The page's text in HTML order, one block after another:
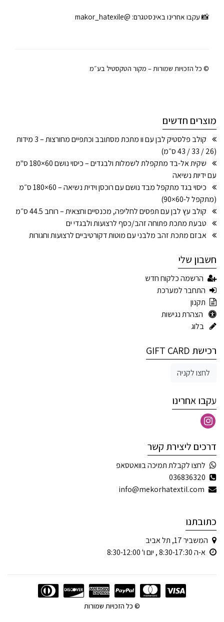
📸 עקבו אחרינו באינסטגרם: @makor_hatexile
© כל הזכויות שמורות – מקור הטקסטיל בע״מ
מוצרים חדשים
קולב פלסטיק לבן עם וו מתכת מסתובב וכתפיים מחורצות – 3 מידות
(26 / 33 / 43 ס״מ)
שקית אל-בד מתקפלת לשמלות ולבגדים – כיסוי נושם 60×180 ס"מ
עם ידיות נשיאה
כיסוי בגד מתקפל מבד נושם עם רוכסן וידית נשיאה – 60×180 ס״מ
(מתקפל ל-60×90)
קולב עץ לבן עם תפסים לחליפה, מכנסיים וחצאית – רוחב 44.5 ס״מ
טבעת מתכת פתוחה זהב/כסף לרצועות ולבגדי ים
אבזם מתכת זהב מלבני עם מוטות דקורטיביים לרצועות וחגורות
חשבון שלי
הרשמה כלקוח חדש
התחבר למערכת
תקנון
הצהרת נגישות
בלוג
רכישת GIFT CARD
לחצו לקניה
עקבו אחרינו
דרכים ליצירת קשר
לחצו לקבלת תמיכה בוואטסאפ
036836320
info@mekorhatextil.com
כתובתנו
המשביר 17, תל אביב
א-ה 8:30-17:30 , יום ו' 8:30-12:00
© כל הזכויות שמורות